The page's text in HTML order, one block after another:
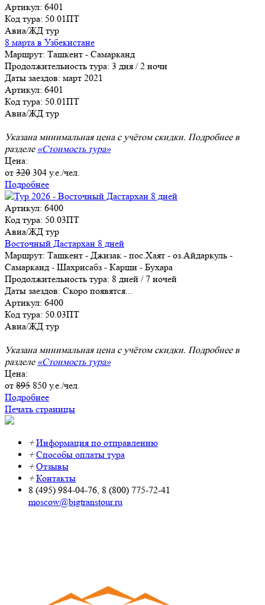
Артикул: 6401
Код тура: 50.01ПТ
Авиа/ЖД тур
8 марта в Узбекистане
Маршрут: Ташкент - Самарканд
Продолжительность тура: 3 дня / 2 ночи
Даты заездов: март 2021
Артикул: 6401
Код тура: 50.01ПТ
Авиа/ЖД тур
Указана минимальная цена с учётом скидки. Подробнее в
разделе «Стоимость тура»
Цена:
от 320 304 у.е./чел.
Подробнее
Артикул: 6400
Код тура: 50.03ПТ
Авиа/ЖД тур
Восточный Дастархан 8 дней
Маршрут: Ташкент - Джизак - пос.Хаят - оз.Айдаркуль -
Самарканд - Шахрисабз - Карши - Бухара
Продолжительность тура: 8 дней / 7 ночей
Даты заездов: Скоро появятся...
Артикул: 6400
Код тура: 50.03ПТ
Авиа/ЖД тур
Указана минимальная цена с учётом скидки. Подробнее в
разделе «Стоимость тура»
Цена:
от 895 850 у.е./чел.
Подробнее
Печать страницы
+ Информация по отправлению
+ Способы оплаты тура
+ Отзывы
+ Контакты
8 (495) 984-04-76, 8 (800) 775-72-41
moscow@bigtranstour.ru